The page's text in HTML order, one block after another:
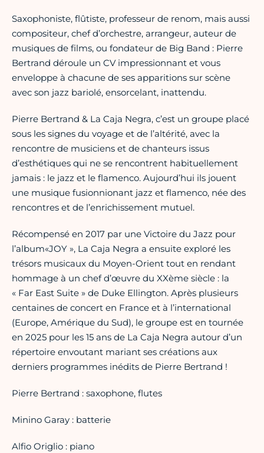
Saxophoniste, flûtiste, professeur de renom, mais aussi
compositeur, chef d’orchestre, arrangeur, auteur de
musiques de films, ou fondateur de Big Band : Pierre
Bertrand déroule un CV impressionnant et vous
enveloppe à chacune de ses apparitions sur scène
avec son jazz bariolé, ensorcelant, inattendu.
Pierre Bertrand & La Caja Negra, c’est un groupe placé
sous les signes du voyage et de l’altérité, avec la
rencontre de musiciens et de chanteurs issus
d’esthétiques qui ne se rencontrent habituellement
jamais : le jazz et le flamenco. Aujourd’hui ils jouent
une musique fusionnionant jazz et flamenco, née des
rencontres et de l’enrichissement mutuel.
Récompensé en 2017 par une Victoire du Jazz pour
l’album«JOY », La Caja Negra a ensuite exploré les
trésors musicaux du Moyen-Orient tout en rendant
hommage à un chef d’œuvre du XXème siècle : la
« Far East Suite » de Duke Ellington. Après plusieurs
centaines de concert en France et à l’international
(Europe, Amérique du Sud), le groupe est en tournée
en 2025 pour les 15 ans de La Caja Negra autour d’un
répertoire envoutant mariant ses créations aux
derniers programmes inédits de Pierre Bertrand !
Pierre Bertrand : saxophone, flutes
Minino Garay : batterie
Alfio Origlio : piano